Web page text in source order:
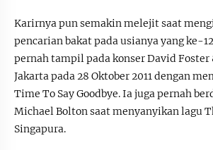
Karirnya pun semakin melejit saat
pencarian bakat pada usianya yang ke-
pernah tampil pada konser David Foster
Jakarta pada 28 Oktober 2011 dengan
Time To Say Goodbye. Ia juga pernah
Michael Bolton saat menyanyikan lagu
Singapura.